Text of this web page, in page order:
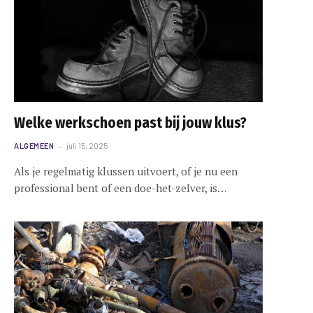
Welke werkschoen past bij jouw klus?
ALGEMEEN juli 15, 2025
Als je regelmatig klussen uitvoert, of je nu een
professional bent of een doe-het-zelver, is…